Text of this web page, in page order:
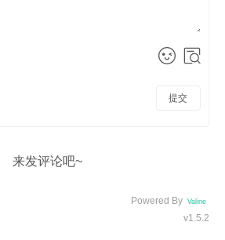
提交
来发评论吧~
Powered By Valine
v1.5.2